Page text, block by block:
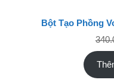
Bột Tạo Phồng